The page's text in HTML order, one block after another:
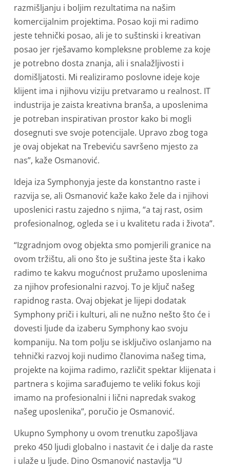
razmišljanju i boljim rezultatima na našim
komercijalnim projektima. Posao koji mi radimo
jeste tehnički posao, ali je to suštinski i kreativan
posao jer rješavamo kompleksne probleme za koje
je potrebno dosta znanja, ali i snalažljivosti i
domišljatosti. Mi realiziramo poslovne ideje koje
klijent ima i njihovu viziju pretvaramo u realnost. IT
industrija je zaista kreativna branša, a uposlenima
je potreban inspirativan prostor kako bi mogli
dosegnuti sve svoje potencijale. Upravo zbog toga
je ovaj objekat na Trebeviću savršeno mjesto za
nas”, kaže Osmanović.
Ideja iza Symphonyja jeste da konstantno raste i
razvija se, ali Osmanović kaže kako žele da i njihovi
uposlenici rastu zajedno s njima, “a taj rast, osim
profesionalnog, ogleda se i u kvalitetu rada i života”.
“Izgradnjom ovog objekta smo pomjerili granice na
ovom tržištu, ali ono što je suština jeste šta i kako
radimo te kakvu mogućnost pružamo uposlenima
za njihov profesionalni razvoj. To je ključ našeg
rapidnog rasta. Ovaj objekat je lijepi dodatak
Symphony priči i kulturi, ali ne nužno nešto što će i
dovesti ljude da izaberu Symphony kao svoju
kompaniju. Na tom polju se isključivo oslanjamo na
tehnički razvoj koji nudimo članovima našeg tima,
projekte na kojima radimo, različit spektar klijenata i
partnera s kojima sarađujemo te veliki fokus koji
imamo na profesionalni i lični napredak svakog
našeg uposlenika”, poručio je Osmanović.
Ukupno Symphony u ovom trenutku zapošljava
preko 450 ljudi globalno i nastavit će i dalje da raste
i ulaže u ljude. Dino Osmanović nastavlja “U